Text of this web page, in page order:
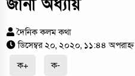
জানা অধ্যায়
দৈনিক কলম কথা
ডিসেম্বর ২০, ২০২০, ১১:৪৪ অপরাহ্ন
ক+
ক-